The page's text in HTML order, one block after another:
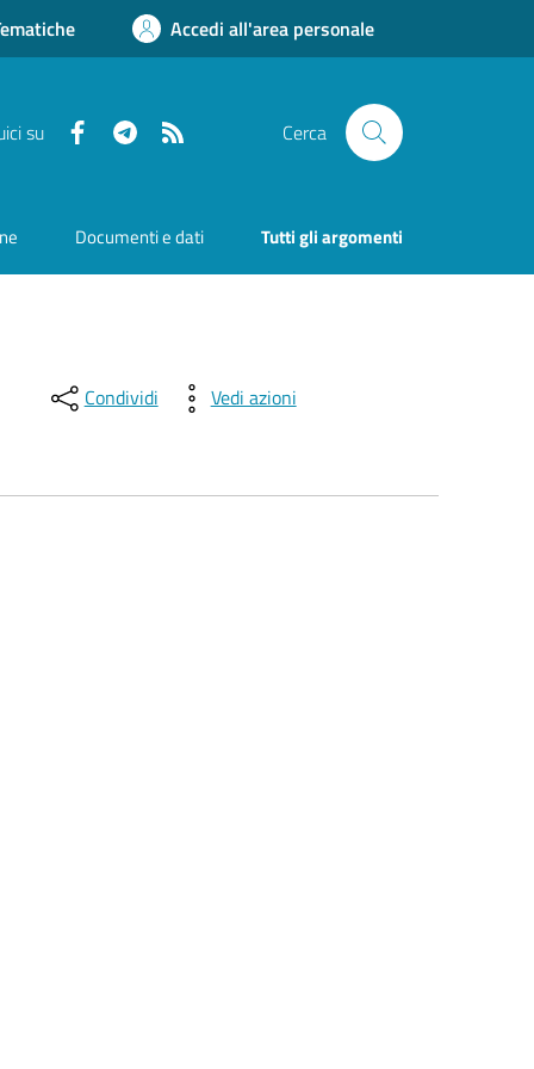
Accedi all'area personale
su FacebookTelegram Cerca
Documenti e dati Tutti gli argomenti
Condividi Vedi azioni